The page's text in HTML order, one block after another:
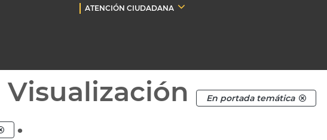
ATENCIÓN CIUDADANA
En portada temática
.